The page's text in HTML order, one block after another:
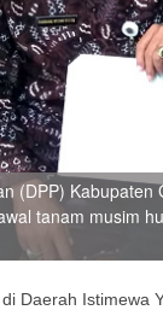
(DPP)
tanam musim
Daerah Istimewa